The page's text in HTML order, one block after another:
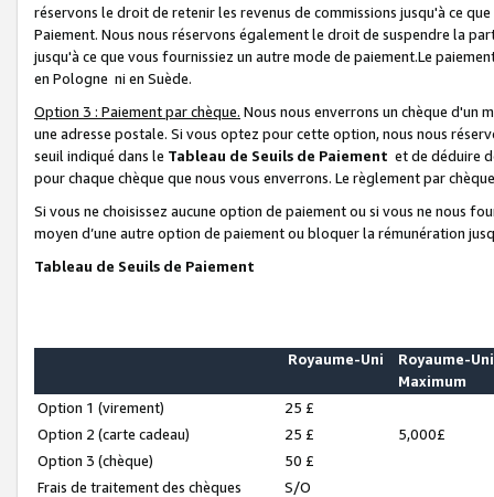
réservons le droit de retenir les revenus de commissions jusqu'à ce
Paiement. Nous nous réservons également le droit de suspendre la
jusqu'à ce que vous fournissiez un autre mode de paiement.Le
en Pologne ni en Suède.
Option 3 : Paiement par chèque. Nous nous enverrons un chèque d'un
une adresse postale. Si vous optez pour cette option, nous nous
seuil indiqué dans le Tableau de Seuils de Paiement et de déduire
pour chaque chèque que nous vous enverrons. Le règlement par
Si vous ne choisissez aucune option de paiement ou si vous ne nous
moyen d’une autre option de paiement ou bloquer la rémunération
Tableau de Seuils de Paiement
Royaume-Uni
Royaume-Uni
Maximum
Option 1 (virement)
25 £
Option 2 (carte cadeau)
25 £
5,000£
Option 3 (chèque)
50 £
Frais de traitement des chèques
S/O